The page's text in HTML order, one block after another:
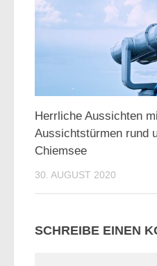
Herrliche Aussichten
Aussichtstürmen rund
Chiemsee
30. AUGUST 2020
SCHREIBE EINEN